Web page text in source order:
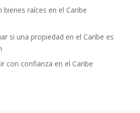
bienes raíces en el Caribe
si una propiedad en el Caribe es
con confianza en el Caribe